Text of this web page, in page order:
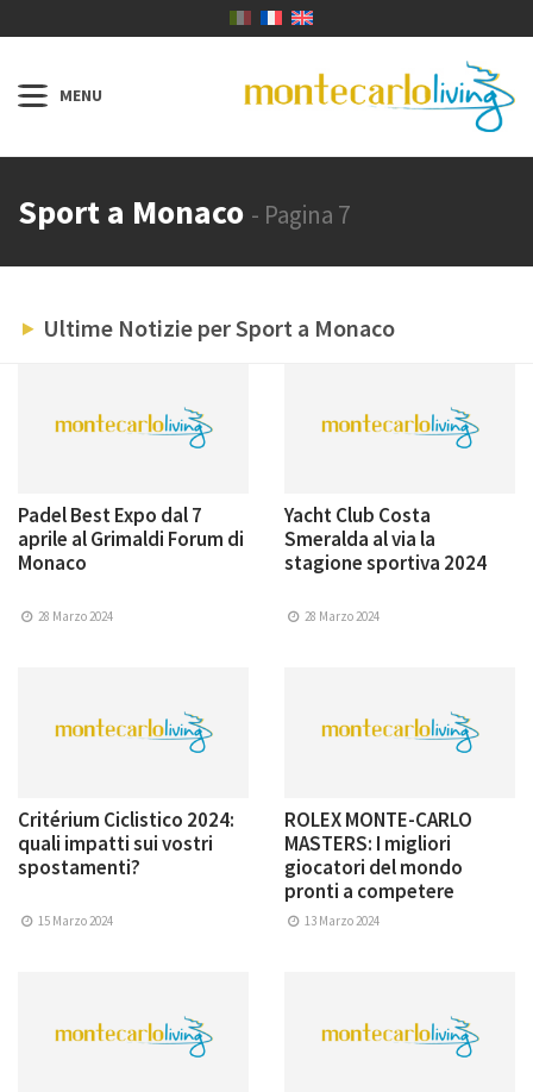
Sport a Monaco - Pagina 7
Ultime Notizie per Sport a Monaco
Padel Best Expo dal 7
aprile al Grimaldi Forum di
Monaco
28 Marzo 2024
Yacht Club Costa
Smeralda al via la
stagione sportiva 2024
28 Marzo 2024
Critérium Ciclistico 2024:
quali impatti sui vostri
spostamenti?
15 Marzo 2024
ROLEX MONTE-CARLO
MASTERS: I migliori
giocatori del mondo
pronti a competere
13 Marzo 2024